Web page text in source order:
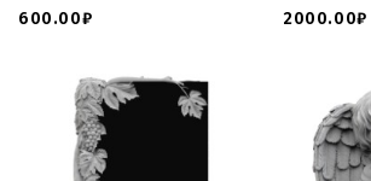
600.00₽ 2000.00₽